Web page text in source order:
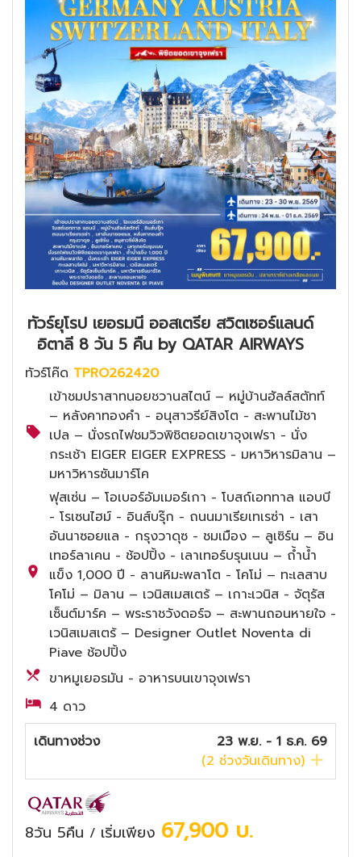
ทัวร์ยุโรป เยอรมนี ออสเตรีย สวิตเซอร์แลนด์
อิตาลี 8 วัน 5 คืน by QATAR AIRWAYS
ทัวร์โค๊ด TPRO262420
เข้าชมปราสาทนอยชวานสไตน์ – หมู่บ้านฮัลล์สตัทท์
– หลังคาทองคำ - อนุสาวรีย์สิงโต - สะพานไม้ชา
เปล – นั่งรถไฟชมวิวพิชิตยอดเขาจุงเฟรา - นั่ง
กระเช้า EIGER EIGER EXPRESS - มหาวิหารมิลาน –
มหาวิหารซันมาร์โค
ฟุสเซ่น – โอเบอร์อัมเมอร์เกา - โบสถ์เอททาล แอบบี
- โรเซนไฮม์ - อินส์บรุ๊ก - ถนนมาเรียเทเรซ่า - เสา
อันนาซอยแล - กรุงวาดุซ - ชมเมือง – ลูเซิร์น – อิน
เทอร์ลาเคน - ช้อปปิ้ง - เลาเทอร์บรุนเนน – ถ้ำน้ำ
แข็ง 1,000 ปี - ลานหิมะพลาโต - โคโม่ – ทะเลสาบ
โคโม่ – มิลาน – เวนิสเมสเตร้ – เกาะเวนิส - จัตุรัส
เซ็นต์มาร์ค – พระราชวังดอร์จ – สะพานถอนหายใจ -
เวนิสเมสเตร้ – Designer Outlet Noventa di
Piave ช้อปปิ้ง
ขาหมูเยอรมัน - อาหารบนเขาจุงเฟรา
4 ดาว
เดินทางช่วง
23 พ.ย. - 1 ธ.ค. 69
(2 ช่วงวันเดินทาง)
8วัน 5คืน / เริ่มเพียง 67,900 บ.